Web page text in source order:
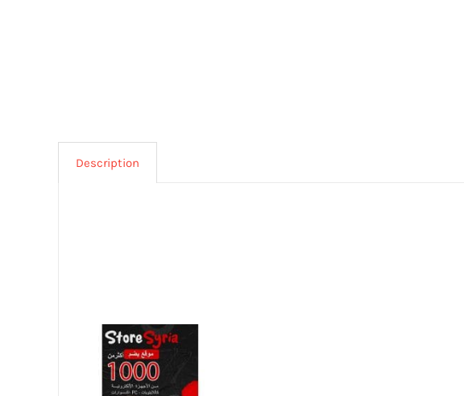
Description